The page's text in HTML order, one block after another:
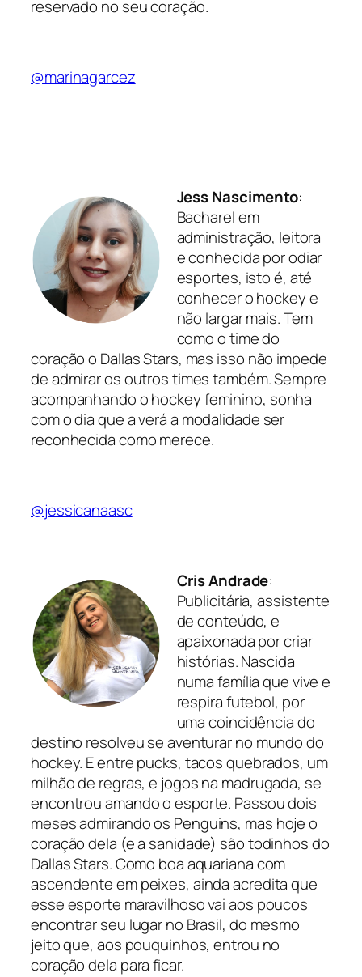
reservado no seu coração.
@marinagarcez
Jess Nascimento:
Bacharel em
administração, leitora
e conhecida por odiar
esportes, isto é, até
conhecer o hockey e
não largar mais. Tem
como o time do
coração o Dallas Stars, mas isso não impede
de admirar os outros times também. Sempre
acompanhando o hockey feminino, sonha
com o dia que a verá a modalidade ser
reconhecida como merece.
@jessicanaasc
Cris Andrade:
Publicitária, assistente
de conteúdo, e
apaixonada por criar
histórias. Nascida
numa família que vive e
respira futebol, por
uma coincidência do
destino resolveu se aventurar no mundo do
hockey. E entre pucks, tacos quebrados, um
milhão de regras, e jogos na madrugada, se
encontrou amando o esporte. Passou dois
meses admirando os Penguins, mas hoje o
coração dela (e a sanidade) são todinhos do
Dallas Stars. Como boa aquariana com
ascendente em peixes, ainda acredita que
esse esporte maravilhoso vai aos poucos
encontrar seu lugar no Brasil, do mesmo
jeito que, aos pouquinhos, entrou no
coração dela para ficar.